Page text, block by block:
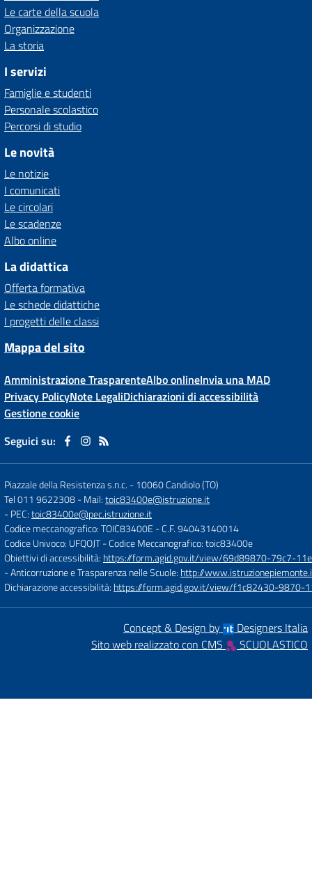
Le carte della scuola
Organizzazione
La storia
I servizi
Famiglie e studenti
Personale scolastico
Percorsi di studio
Le novità
Le notizie
I comunicati
Le circolari
Le scadenze
Albo online
La didattica
Offerta formativa
Le schede didattiche
I progetti delle classi
Mappa del sito
Amministrazione TrasparenteAlbo onlineInvia una MAD
Privacy PolicyNote LegaliDichiarazioni di accessibilità
Gestione cookie
Seguici su:
Piazzale della Resistenza s.n.c. -10060 Candiolo (TO)
Tel 011 9622308- Mail:toic83400e@istruzione.it
- PEC:toic83400e@pec.istruzione.it
Codice meccanografico: TOIC83400E - C.F. 94043140014
Codice Univoco: UFQOJT- Codice Meccanografico: toic83400e
Obiettivi di accessibilità: https://form.agid.gov.it/view/69d89870-79c7-
- Anticorruzione e Trasparenza nelle Scuole: http://
Dichiarazione accessibilità: https://form.agid.gov.it/view/f1c82430-9870-
Concept & Design by
Designers Italia
Sito web realizzato con CMS
SCUOLASTICO